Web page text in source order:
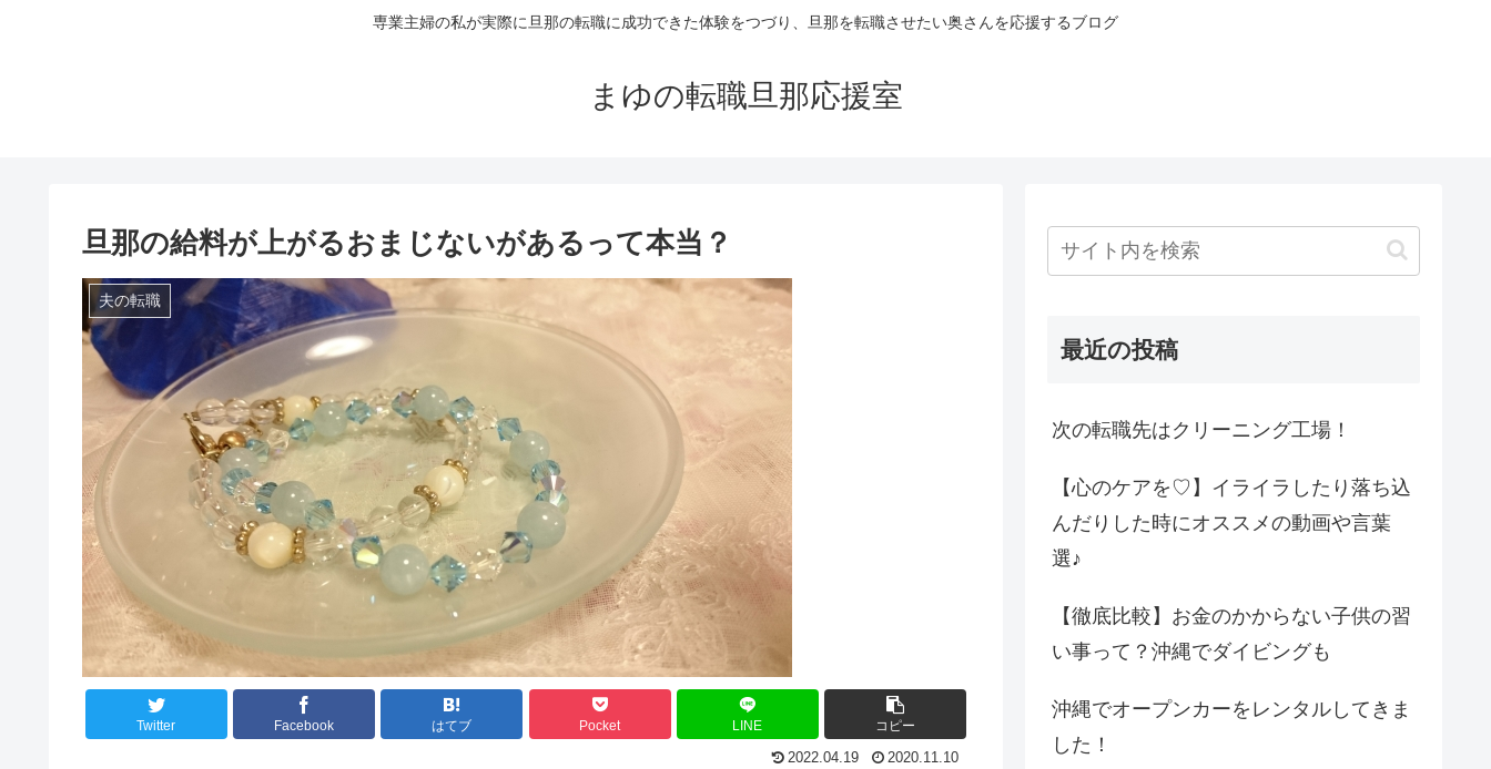
専業主婦の私が実際に旦那の転職に成功できた体験をつづり、旦那を転職させたい奥さんを応援するブログ
まゆの転職旦那応援室
旦那の給料が上がるおまじないがあるって本当？
夫の転職
Twitter Facebook はてブ Pocket LINE コピー
2022.04.19 2020.11.10
最近の投稿
次の転職先はクリーニング工場！
【心のケアを♡】イライラしたり落ち込
んだりした時にオススメの動画や言葉
選♪
【徹底比較】お金のかからない子供の習
い事って？沖縄でダイビングも
沖縄でオープンカーをレンタルしてきま
した！